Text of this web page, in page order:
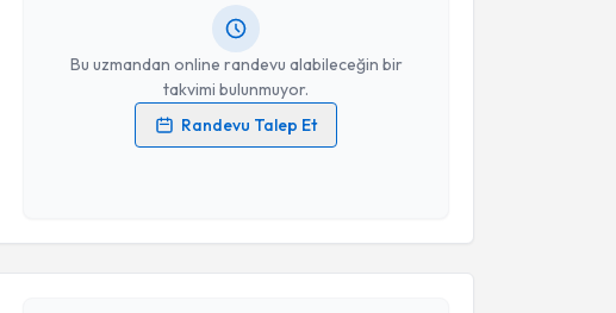
Bu uzmandan online randevu alabileceğin bir
takvimi bulunmuyor.
Randevu Talep Et
Kişisel verilerimin işlenmesine ilişkinAydınlatma Metni
Takvim Talebini Gönder